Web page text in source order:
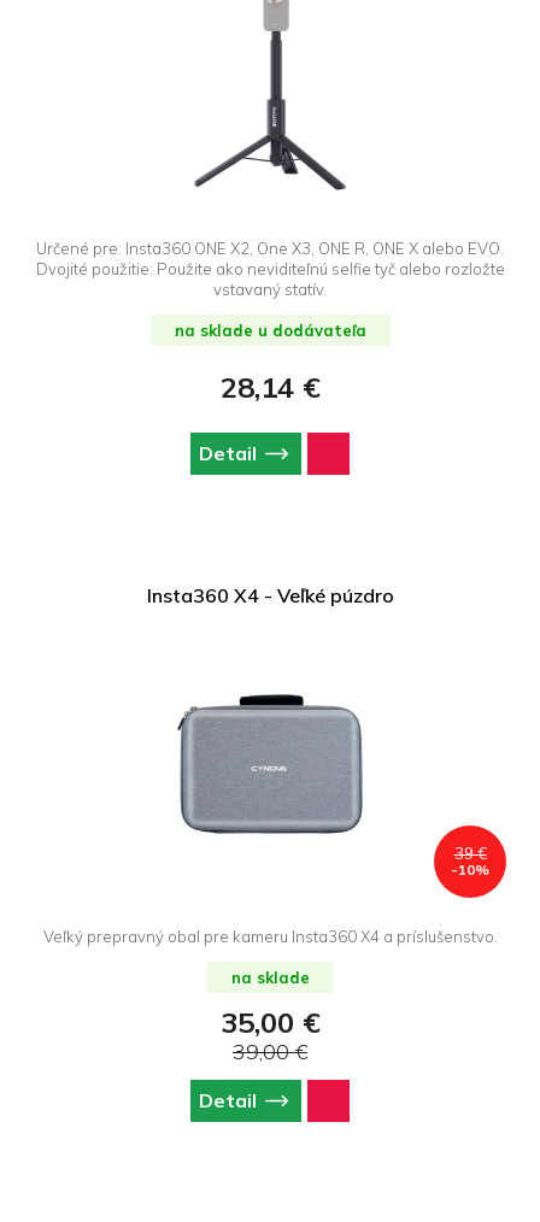
Určené pre: Insta360 ONE X2, One X3, ONE R, ONE X alebo EVO.
Dvojité použitie: Použite ako neviditeľnú selfie tyč alebo rozložte
vstavaný statív.
na sklade u dodávateľa
28,14 €
Detail
Insta360 X4 - Veľké púzdro
39 €
-10%
Veľký prepravný obal pre kameru Insta360 X4 a príslušenstvo.
na sklade
35,00 €
39,00 €
Detail